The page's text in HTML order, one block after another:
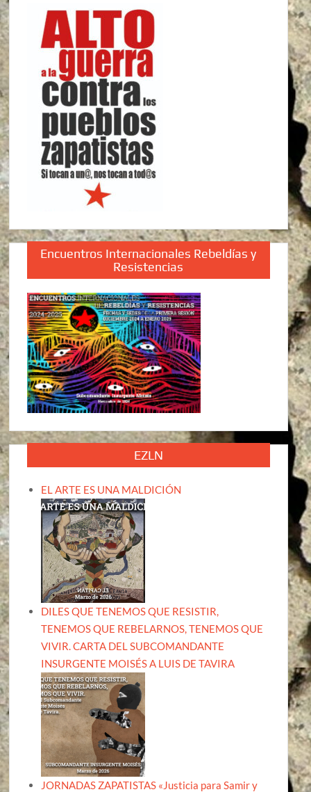
Encuentros Internacionales Rebeldías y
Resistencias
EZLN
EL ARTE ES UNA MALDICIÓN
DILES QUE TENEMOS QUE RESISTIR,
TENEMOS QUE REBELARNOS, TENEMOS QUE
VIVIR. CARTA DEL SUBCOMANDANTE
INSURGENTE MOISÉS A LUIS DE TAVIRA
JORNADAS ZAPATISTAS «Justicia para Samir y